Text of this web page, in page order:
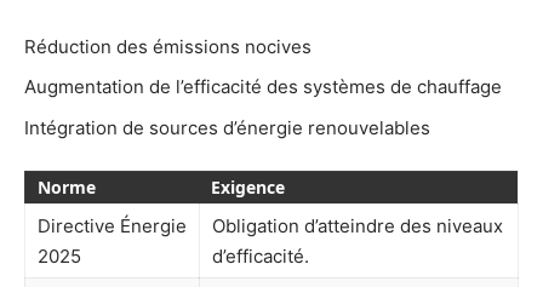
Réduction des émissions nocives
Augmentation de l’efficacité des systèmes de chauffage
Intégration de sources d’énergie renouvelables
Norme
Exigence
Directive Énergie
2025
Obligation d’atteindre des niveaux
d’efficacité.